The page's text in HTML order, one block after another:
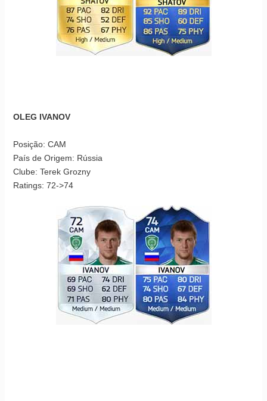
OLEG IVANOV
Posição: CAM
País de Origem: Rússia
Clube: Terek Grozny
Ratings: 72->74